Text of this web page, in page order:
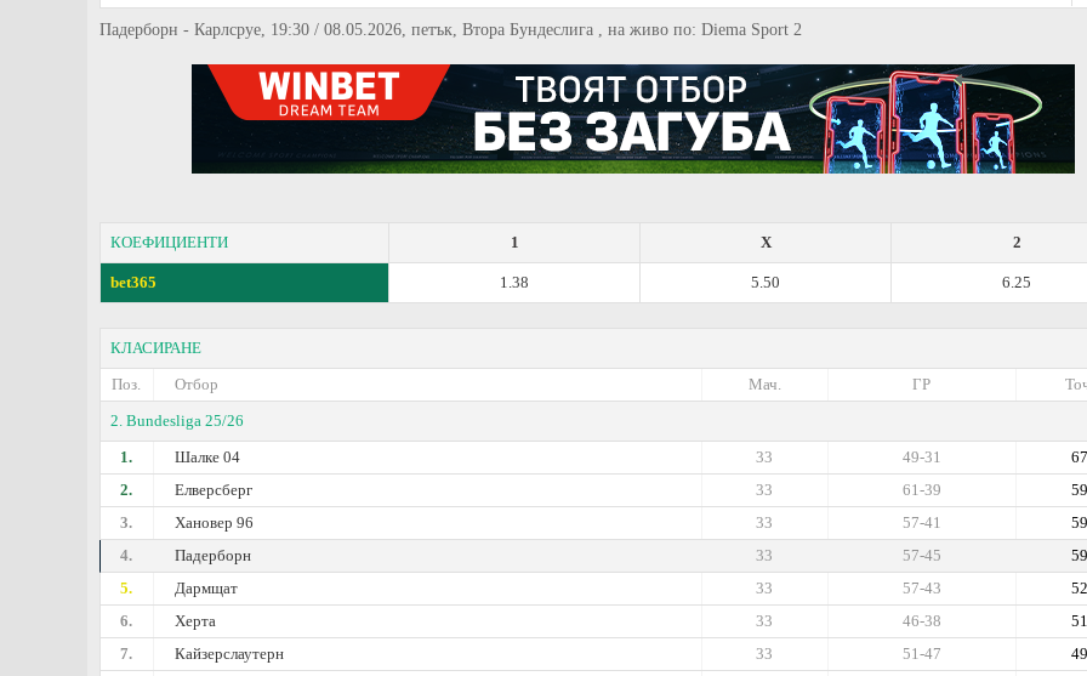
Падерборн - Карлсруе, 19:30 / 08.05.2026, петък, Втора Бундеслига , на живо по: Diema Sport 2
КОЕФИЦИЕНТИ 2
X
1
bet365 6.25
5.50
1.38
КЛАСИРАНЕ
Поз.
Отбор ГР
Мач.
2. Bundesliga 25/26
1.
Шалке 04 67
49-31
33
2.
Елверсберг 59
61-39
33
3.
Хановер 96 59
57-41
33
4.
Падерборн 59
57-45
33
5.
Дармщат 52
57-43
33
6.
Херта 51
46-38
33
7.
Кайзерслаутерн 49
51-47
33